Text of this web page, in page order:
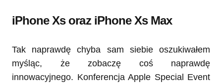
iPhone Xs oraz iPhone Xs Max
Tak naprawdę chyba sam siebie oszukiwałem
myśląc, że zobaczę coś naprawdę
innowacyjnego. Konferencja Apple Special Event